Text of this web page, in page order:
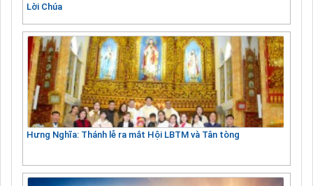
Lời Chúa
Hưng Nghĩa: Thánh lễ ra mắt Hội LBTM và Tân tòng